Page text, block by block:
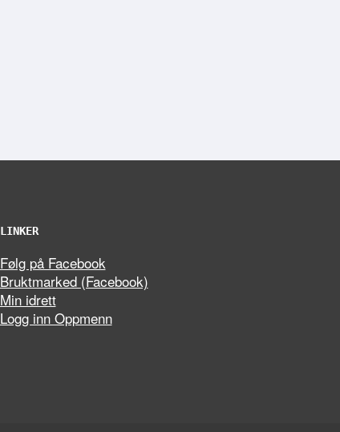
LINKER
Følg på Facebook
Bruktmarked (Facebook)
Min idrett
Logg inn Oppmenn